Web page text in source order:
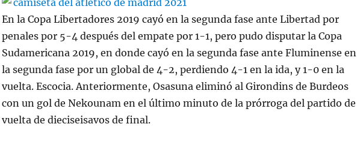
En la Copa Libertadores 2019 cayó en la segunda fase ante Libertad por
penales por 5-4 después del empate por 1-1, pero pudo disputar la Copa
Sudamericana 2019, en donde cayó en la segunda fase ante Fluminense en
la segunda fase por un global de 4-2, perdiendo 4-1 en la ida, y 1-0 en la
vuelta. Escocia. Anteriormente, Osasuna eliminó al Girondins de Burdeos
con un gol de Nekounam en el último minuto de la prórroga del partido de
vuelta de dieciseisavos de final.